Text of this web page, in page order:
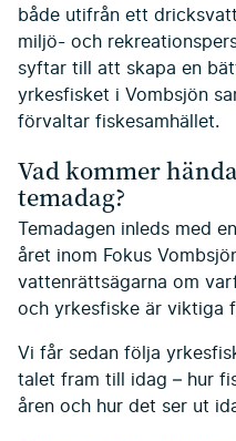
både utifrån ett
miljö- och
syftar till att skapa en
yrkesfisket i Vombsjön
förvaltar fiskesamhället.
Vad kommer
temadag?
Temadagen inleds med
året inom Fokus
vattenrättsägarna om
och yrkesfiske är viktiga
Vi får sedan följa
talet fram till idag – hur
åren och hur det ser ut